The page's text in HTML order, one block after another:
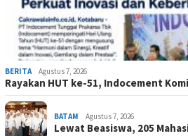
BERITA Agustus 7, 2026
Rayakan HUT ke-51, Indocement
BATAM Agustus 7, 2026
Lewat Beasiswa, 205